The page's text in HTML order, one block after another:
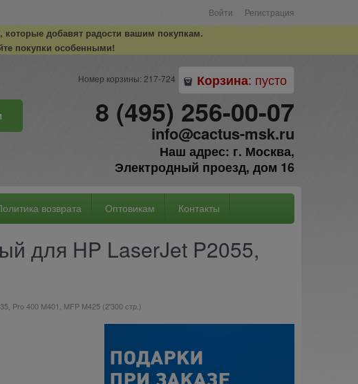
Войти Регистрация
которые добавят радости вашим покупкам.
покупки особенными!
Номер корзины: 217-724 Корзина: пусто
8 (495) 256-00-07
info@cactus-msk.ru
Наш адрес: г. Москва,
Электродный проезд, дом 16
возврата Оптовикам Контакты
для HP LaserJet P2055,
Pro 400 M401, MFP M425 (2'300 стр.)